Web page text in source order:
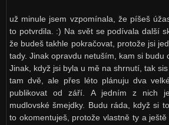
už minule jsem vzpomínala, že píšeš
to potvrdila. :) Na svět se podívala další
že budeš takhle pokračovat, protože jsi
tady. Jinak opravdu netuším, kam si budu
Jinak, když jsi byla u mě na shrnutí, tak
tam dvě, ale přes léto plánuju dva
publikovat od září. A jedním z nich
mudlovské šmejdky. Budu ráda, když si
to okomentuješ, protože vlastně ty a